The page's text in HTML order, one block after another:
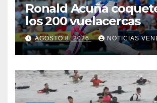
Ronald Acuña
los 200 vuelacercas
AGOSTO 8, 2026 NOTICIAS